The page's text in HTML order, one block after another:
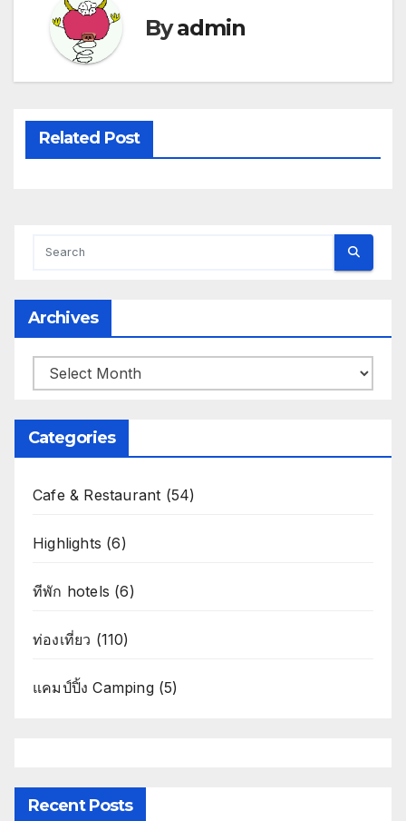
Byadmin
Related Post
Archives
Archives
Categories
Cafe & Restaurant (54)
Highlights (6)
ทีพัก hotels (6)
ท่องเที่ยว (110)
แคมป์ปิ้ง Camping(5)
Recent Posts